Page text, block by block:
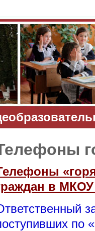
в
по